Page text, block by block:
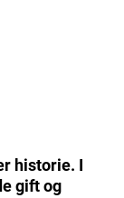
historie. I
gift og